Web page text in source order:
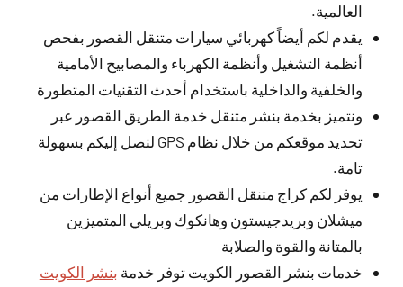
العالمية.
يقدم لكم أيضاً كهربائي سيارات متنقل القصور بفحص
أنظمة التشغيل وأنظمة الكهرباء والمصابيح الأمامية
والخلفية والداخلية باستخدام أحدث التقنيات المتطورة
ونتميز بخدمة بنشر متنقل خدمة الطريق القصور عبر
تحديد موقعكم من خلال نظام GPS لنصل إليكم بسهولة
تامة.
يوفر لكم كراج متنقل القصور جميع أنواع الإطارات من
ميشلان وبريدجيستون وهانكوك وبريلي المتميزين
بالمتانة والقوة والصلابة
خدمات بنشر القصور الكويت توفر خدمة بنشر الكويت